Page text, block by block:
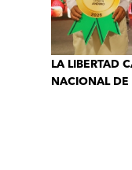
LA LIBERTAD
NACIONAL